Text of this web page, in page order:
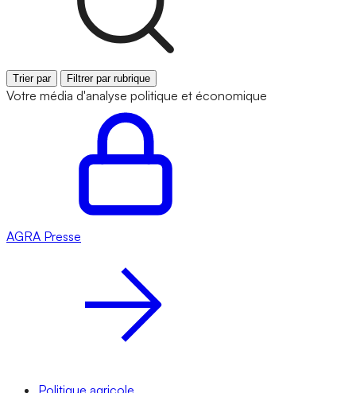
Trier par Filtrer par rubrique
Votre média d'analyse politique et économique
AGRA Presse
Politique agricole